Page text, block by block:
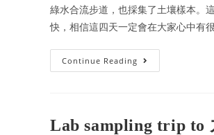
綠水合流步道，也採集了土壤樣本。
快，相信這四天一定會在大家心中有
Continue Reading
Lab sampling trip to